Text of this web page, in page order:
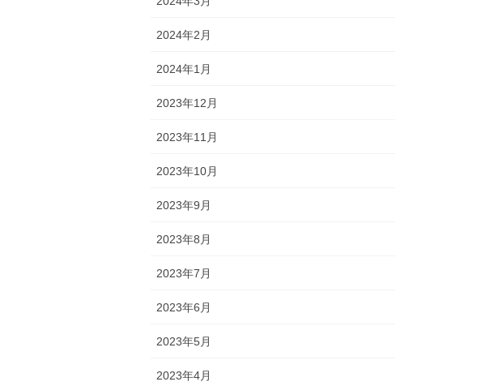
2024年2月
2024年1月
2023年12月
2023年11月
2023年10月
2023年9月
2023年8月
2023年7月
2023年6月
2023年5月
2023年4月